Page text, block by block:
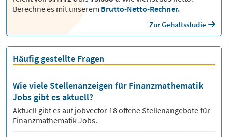
Berechne es mit unserem Brutto-Netto-Rechner.
Zur Gehaltsstudie
Häufig gestellte Fragen
Wie viele Stellenanzeigen für Finanzmathematik
Jobs gibt es aktuell?
Aktuell gibt es auf jobvector 18offene Stellenangebote für
Finanzmathematik Jobs.